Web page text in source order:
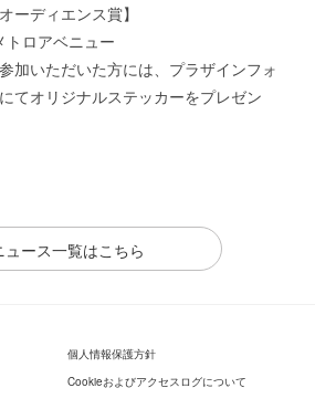
ーディエンス賞】
トロアベニュー
加いただいた方には、プラザインフォ
てオリジナルステッカーをプレゼン
ュース一覧はこちら
個人情報保護方針
Cookieおよびアクセスログについて